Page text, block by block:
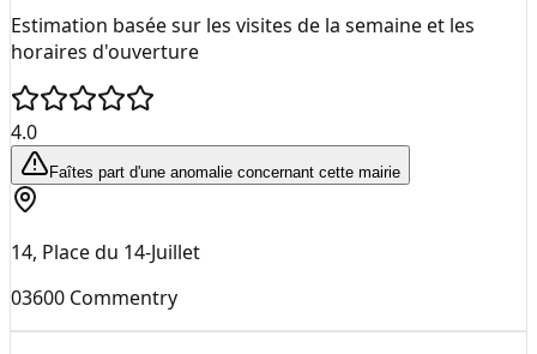
Estimation basée sur les visites de la semaine et les
horaires d'ouverture
4.0
Faîtes part d'une anomalie concernant cette mairie
14, Place du 14-Juillet
03600 Commentry